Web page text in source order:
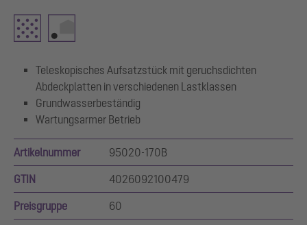
Teleskopisches Aufsatzstück mit geruchsdichten
Abdeckplatten in verschiedenen Lastklassen
Grundwasserbeständig
Wartungsarmer Betrieb
Artikelnummer 95020-170B
GTIN 4026092100479
Preisgruppe 60